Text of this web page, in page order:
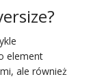
element
ale również